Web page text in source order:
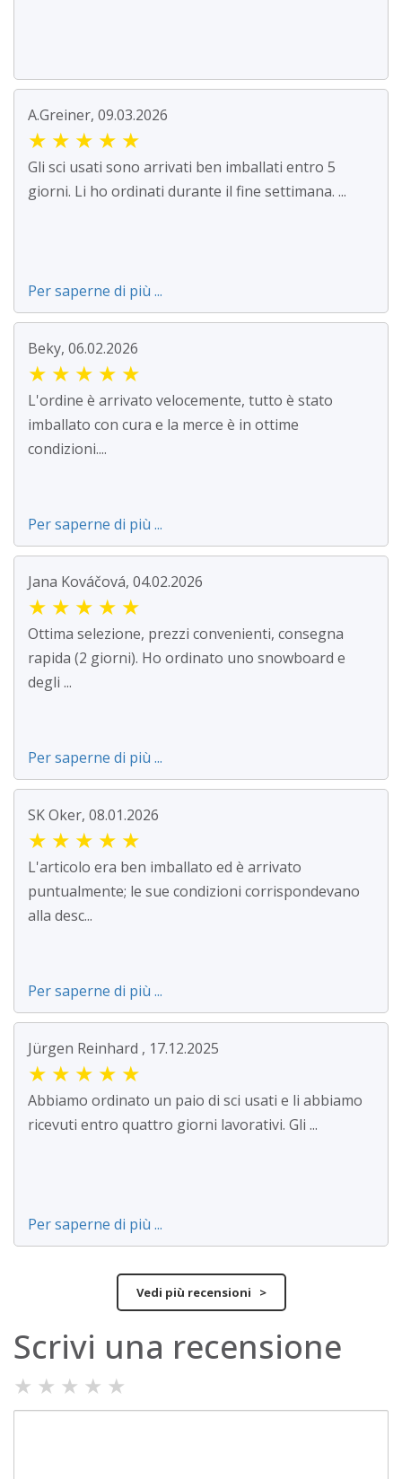
A.Greiner, 09.03.2026
★ ★ ★ ★ ★
Gli sci usati sono arrivati ben imballati entro 5
giorni. Li ho ordinati durante il fine settimana. ...
Per saperne di più ...
Beky, 06.02.2026
★ ★ ★ ★ ★
L'ordine è arrivato velocemente, tutto è stato
imballato con cura e la merce è in ottime
condizioni....
Per saperne di più ...
Jana Kováčová, 04.02.2026
★ ★ ★ ★ ★
Ottima selezione, prezzi convenienti, consegna
rapida (2 giorni). Ho ordinato uno snowboard e
degli ...
Per saperne di più ...
SK Oker, 08.01.2026
★ ★ ★ ★ ★
L'articolo era ben imballato ed è arrivato
puntualmente; le sue condizioni corrispondevano
alla desc...
Per saperne di più ...
Jürgen Reinhard , 17.12.2025
★ ★ ★ ★ ★
Abbiamo ordinato un paio di sci usati e li abbiamo
ricevuti entro quattro giorni lavorativi. Gli ...
Per saperne di più ...
Vedi più recensioni >
Scrivi una recensione
★ ★ ★ ★ ★